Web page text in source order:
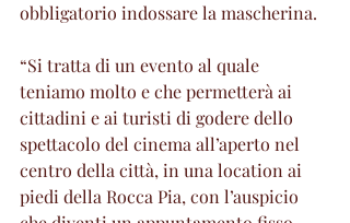
obbligatorio indossare la mascherina.
“Si tratta di un evento al quale
teniamo molto e che permetterà ai
cittadini e ai turisti di godere dello
spettacolo del cinema all’aperto nel
centro della città, in una location ai
piedi della Rocca Pia, con l’auspicio